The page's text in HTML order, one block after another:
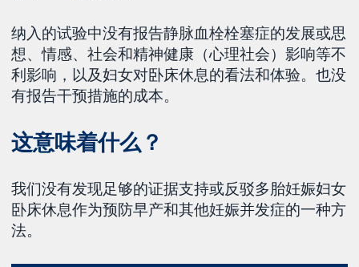
纳入的试验中没有报告静脉血栓栓塞症的发展或思
想、情感、社会和精神健康（心理社会）影响等不
利影响，以及妇女对卧床休息的看法和体验。也没
有报告干预措施的成本。
这意味着什么？
我们没有发现足够的证据支持或反驳多胎妊娠妇女
卧床休息作为预防早产和其他妊娠并发症的一种方
法。